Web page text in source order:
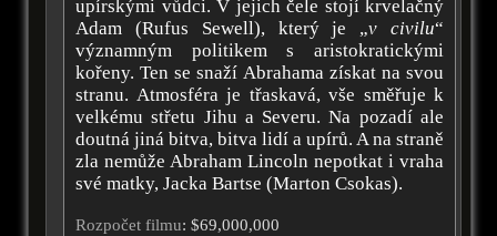
upírskými vůdci. V jejich čele stojí krvelačný
Adam (Rufus Sewell), který je „v civilu“
významným politikem s aristokratickými
kořeny. Ten se snaží Abrahama získat na svou
stranu. Atmosféra je třaskavá, vše směřuje k
velkému střetu Jihu a Severu. Na pozadí ale
doutná jiná bitva, bitva lidí a upírů. A na straně
zla nemůže Abraham Lincoln nepotkat i vraha
své matky, Jacka Bartse (Marton Csokas).
Rozpočet filmu: $69,000,000